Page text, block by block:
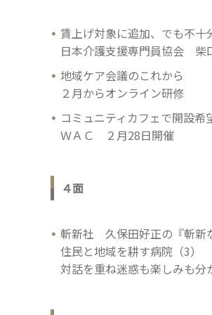
賃上げ対象に追加、でも不
日本介護支援専門員協会 柴
地域ケア会議のこれから
２月からオンライン研修
コミュニティカフェで開設希
ＷＡＣ ２月28日開催
４面
斬新社 久保田好正の『斬新
住民と地域を耕す病院（3）
対話を重ね迷惑も楽しみも